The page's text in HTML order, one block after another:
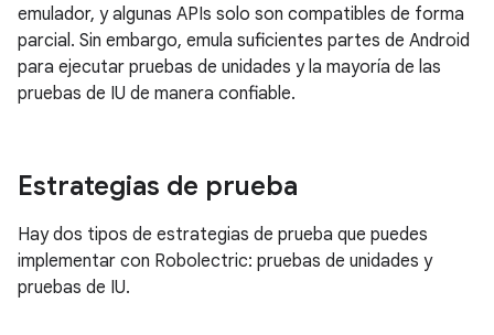
emulador, y algunas APIs solo son compatibles de forma
parcial. Sin embargo, emula suficientes partes de Android
para ejecutar pruebas de unidades y la mayoría de las
pruebas de IU de manera confiable.
Estrategias de prueba
Hay dos tipos de estrategias de prueba que puedes
implementar con Robolectric: pruebas de unidades y
pruebas de IU.